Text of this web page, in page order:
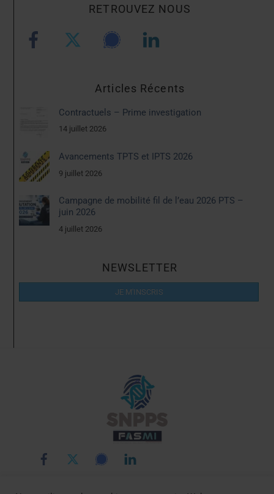
RETROUVEZ NOUS
Articles Récents
Contractuels – Prime investigation
14 juillet 2026
Avancements TPTS et IPTS 2026
9 juillet 2026
Campagne de mobilité fil de l’eau 2026 PTS –
juin 2026
4 juillet 2026
NEWSLETTER
JE M'INSCRIS
Back
To
Top